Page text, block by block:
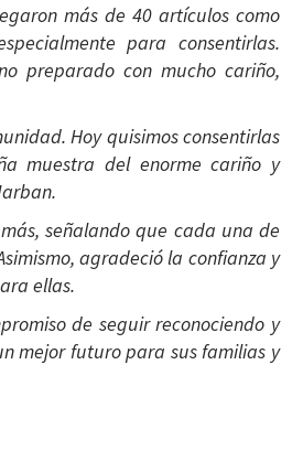
más de 40 artículos como
para consentirlas.
preparado con mucho cariño,
Hoy quisimos consentirlas
muestra del enorme cariño y
señalando que cada una de
agradeció la confianza y
ellas.
de seguir reconociendo y
mejor futuro para sus familias y